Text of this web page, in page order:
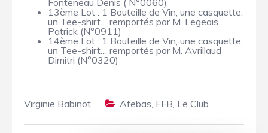
Fonteneau Denis ( N°0060)
13ème Lot : 1 Bouteille de Vin, une casquette,
un Tee-shirt… remportés par M. Legeais
Patrick (N°0911)
14ème Lot : 1 Bouteille de Vin, une casquette,
un Tee-shirt… remportés par M. Avrillaud
Dimitri (N°0320)
Virginie Babinot Afebas, FFB, Le Club